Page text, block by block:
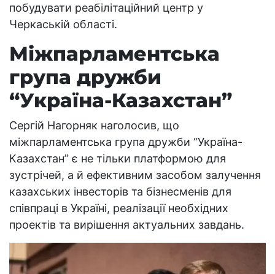
побудувати реабілітаційний центр у
Черкаській області.
Міжпарламентська
група дружби
“Україна-Казахстан”
Сергій Нагорняк наголосив, що
міжпарламентська група дружби “Україна-
Казахстан” є не тільки платформою для
зустрічей, а й ефективним засобом залучення
казахських інвесторів та бізнесменів для
співпраці в Україні, реалізації необхідних
проектів та вирішення актуальних завдань.